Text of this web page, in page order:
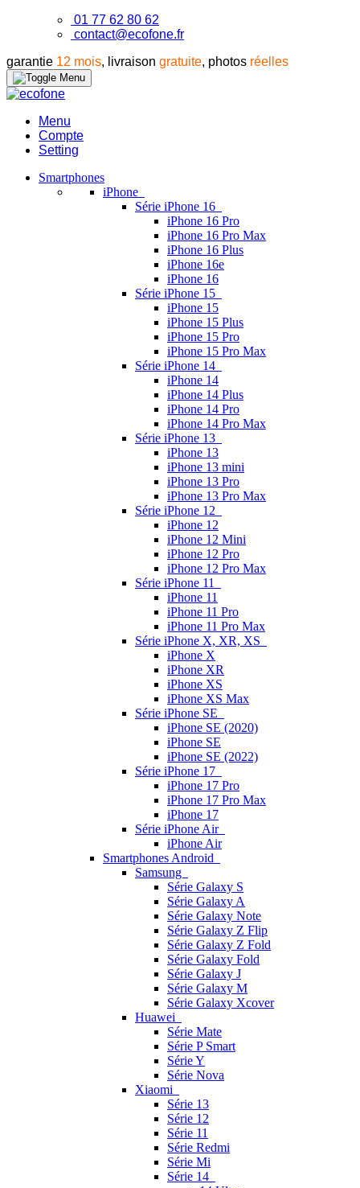
01 77 62 80 62
contact@ecofone.fr
garantie 12 mois, livraison gratuite, photos réelles
Menu
Compte
Setting
Smartphones
iPhone
Série iPhone 16
iPhone 16 Pro
iPhone 16 Pro Max
iPhone 16 Plus
iPhone 16e
iPhone 16
Série iPhone 15
iPhone 15
iPhone 15 Plus
iPhone 15 Pro
iPhone 15 Pro Max
Série iPhone 14
iPhone 14
iPhone 14 Plus
iPhone 14 Pro
iPhone 14 Pro Max
Série iPhone 13
iPhone 13
iPhone 13 mini
iPhone 13 Pro
iPhone 13 Pro Max
Série iPhone 12
iPhone 12
iPhone 12 Mini
iPhone 12 Pro
iPhone 12 Pro Max
Série iPhone 11
iPhone 11
iPhone 11 Pro
iPhone 11 Pro Max
Série iPhone X, XR, XS
iPhone X
iPhone XR
iPhone XS
iPhone XS Max
Série iPhone SE
iPhone SE (2020)
iPhone SE
iPhone SE (2022)
Série iPhone 17
iPhone 17 Pro
iPhone 17 Pro Max
iPhone 17
Série iPhone Air
iPhone Air
Smartphones Android
Samsung
Série Galaxy S
Série Galaxy A
Série Galaxy Note
Série Galaxy Z Flip
Série Galaxy Z Fold
Série Galaxy Fold
Série Galaxy J
Série Galaxy M
Série Galaxy Xcover
Huawei
Série Mate
Série P Smart
Série Y
Série Nova
Xiaomi
Série 13
Série 12
Série 11
Série Redmi
Série Mi
Série 14